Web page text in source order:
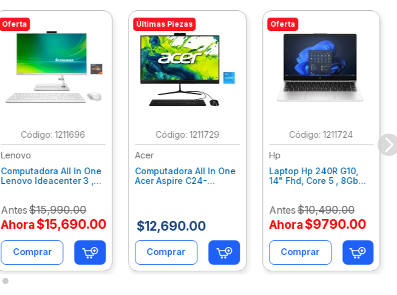
Oferta
:1211696
Lenovo
Computadora All In One
Lenovo Ideacenter 3 ,
Fhd, Win11 Home
F0G1014Nld
Antes$15,990.00
Ahora$15,690.00
Comprar
Últimas Piezas
: 1211729
Acer
Computadora All In One
Acer Aspire C24-
Dq.Bmjal.002
$12,690.00
Comprar
Oferta
:1211724
Hp
Laptop Hp 240R G10,
14" Fhd, Core 5 , 8Gb
Antes$10,490.00
Ahora$9790.00
Comprar